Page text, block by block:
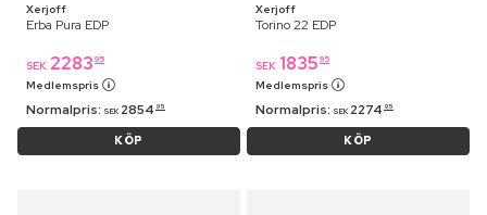
Xerjoff
Erba Pura EDP
SEK 2283 95
Medlemspris
Normalpris: SEK 2854 95
KÖP
Xerjoff
Torino 22 EDP
SEK 1835 95
Medlemspris
Normalpris: SEK 2274 95
KÖP